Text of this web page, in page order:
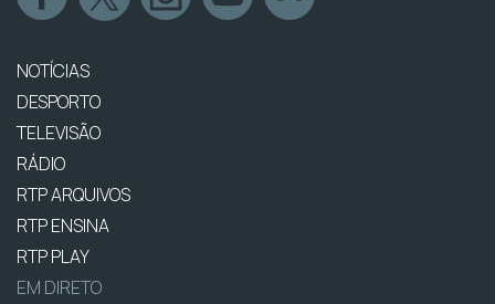
NOTÍCIAS
DESPORTO
TELEVISÃO
RÁDIO
RTP ARQUIVOS
RTP ENSINA
RTP PLAY
EM DIRETO